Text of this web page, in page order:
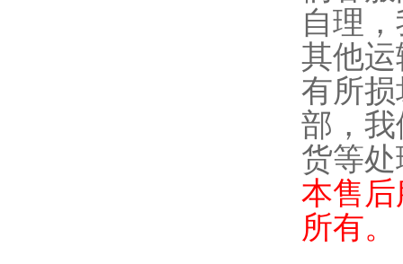
自理
其他
有所
部，
货等
本售
所有。